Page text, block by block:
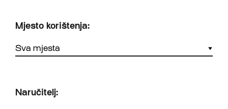
Mjesto korištenja:
Naručitelj: